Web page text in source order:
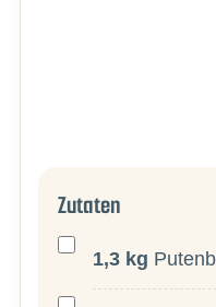
Zutaten
1,3 kg